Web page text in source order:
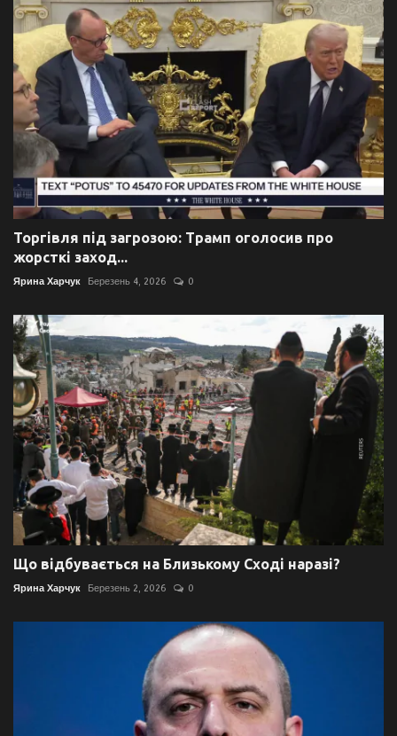
Торгівля під загрозою: Трамп оголосив про
жорсткі заход...
Ярина Харчук Березень 4, 2026 0
Що відбувається на Близькому Сході наразі?
Ярина Харчук Березень 2, 2026 0